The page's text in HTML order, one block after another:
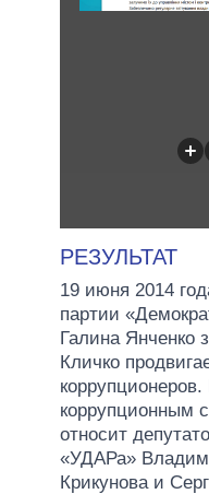
РЕЗУЛЬТАТ
19 июня 2014
партии
Галина Янченко
Кличко
коррупционным
относит
«УДАРа»
Крикунова и